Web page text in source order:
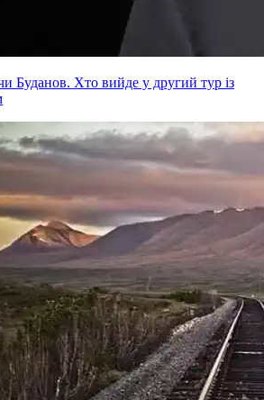
Буданов. Хто вийде у другий тур із